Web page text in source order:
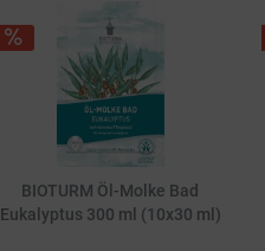
BIOTURM Öl-Molke Bad
Eukalyptus 300 ml (10x30 ml)